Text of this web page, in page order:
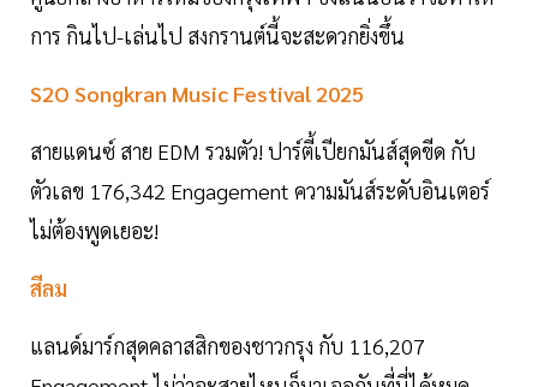
การ กินไป-เล่นไป สงกรานต์นี้จะสะดวกยิ่งขึ้น
S2O Songkran Music Festival 2025
สายแดนซ์ สาย EDM รวมตัว! ปาร์ตี้เปียกมันส์สุดขีด กับ
ตัวเลข 176,342 Engagement ความมันส์ระดับอินเตอร์
ไม่ต้องพูดเยอะ!
สีลม
แลนด์มาร์กสุดคลาสสิกของชาวกรุง กับ 116,207